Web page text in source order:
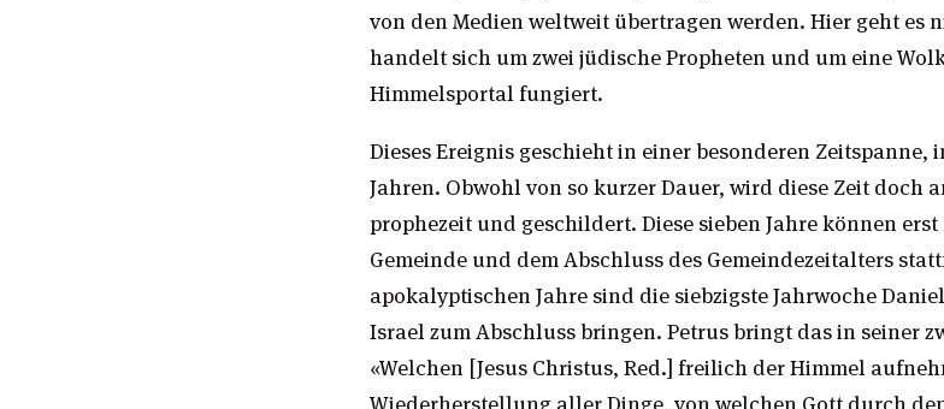
von den Medien weltweit übertragen werden. Hier geht es
handelt sich um zwei jüdische Propheten und um eine
Himmelsportal fungiert.
Dieses Ereignis geschieht in einer besonderen Zeitspanne,
Jahren. Obwohl von so kurzer Dauer, wird diese Zeit doch
prophezeit und geschildert. Diese sieben Jahre können
Gemeinde und dem Abschluss des Gemeindezeitalters
apokalyptischen Jahre sind die siebzigste Jahrwoche
Israel zum Abschluss bringen. Petrus bringt das in seiner
«Welchen [Jesus Christus, Red.] freilich der Himmel
Wiederherstellung aller Dinge, von welchen Gott durch